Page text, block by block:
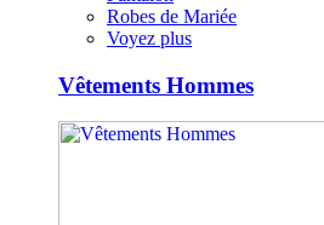
Robes de Mariée
Voyez plus
Vêtements Hommes